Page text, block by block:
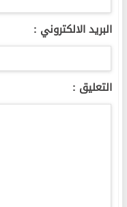
البريد الالكتروني :
التعليق :